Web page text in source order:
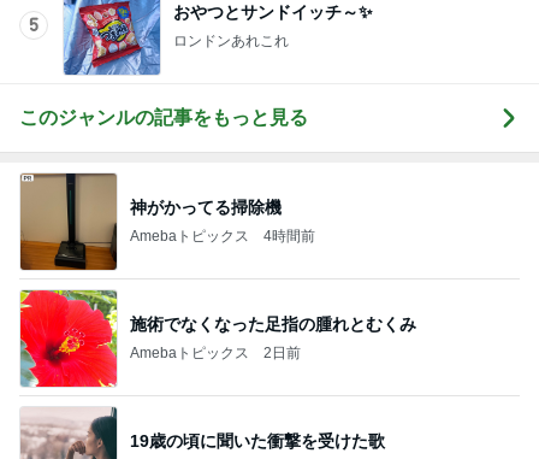
5
おやつとサンドイッチ～✨
ロンドンあれこれ
このジャンルの記事をもっと見る
神がかってる掃除機
Amebaトピックス 4時間前
施術でなくなった足指の腫れとむくみ
Amebaトピックス 2日前
19歳の頃に聞いた衝撃を受けた歌